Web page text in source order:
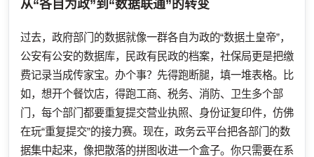
从“各自为政”到“数据联通”的转变
过去，政府部门的数据就像一群各自为政的“数据土皇帝”，
公安有公安的数据库，民政有民政的档案，社保局更是把缴
费记录当成传家宝。办个事？先得跑断腿，填一堆表格。比
如，想开个餐饮店，得跑工商、税务、消防、卫生多个部
门，每个部门都要重复提交营业执照、身份证复印件，仿佛
在玩“重复提交”的接力赛。现在，政务云平台把各部门的数
据集中起来，像把散落的拼图收进一个盒子。你只需要在系